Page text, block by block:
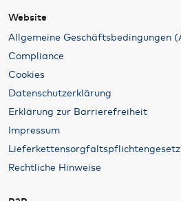
Website
Allgemeine Geschäftsbedingungen
Compliance
Cookies
Datenschutzerklärung
Erklärung zur Barrierefreiheit
Impressum
Lieferkettensorgfaltspflichtengesetz
Rechtliche Hinweise